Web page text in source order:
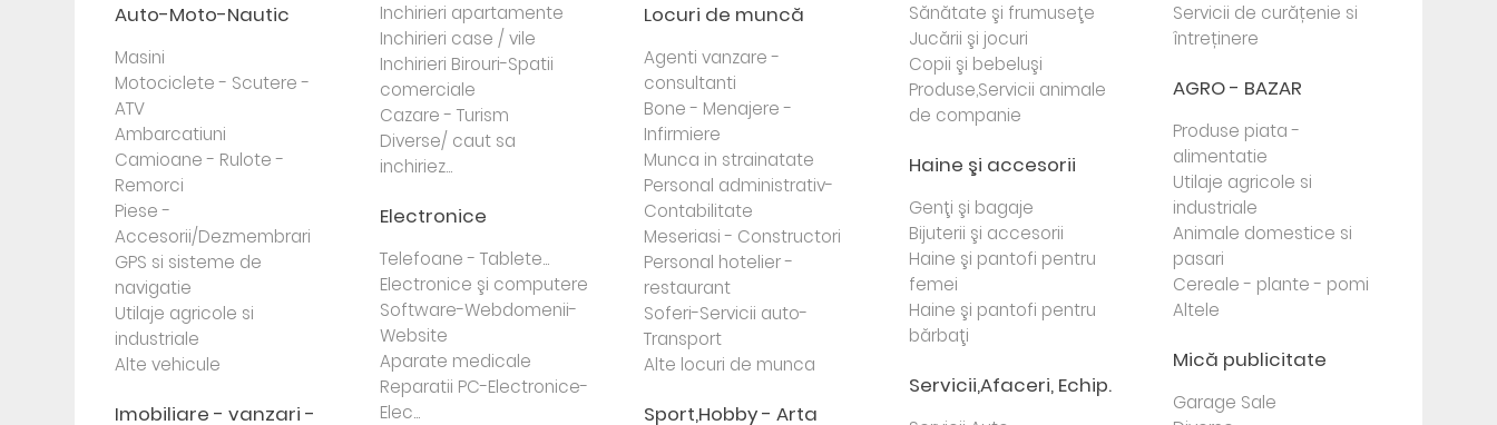
Auto-Moto-Nautic
Masini
Motociclete - Scutere -
ATV
Ambarcatiuni
Camioane - Rulote -
Remorci
Piese -
Accesorii/Dezmembrari
GPS si sisteme de
navigatie
Utilaje agricole si
industriale
Alte vehicule
Imobiliare - vanzari -
Inchirieri apartamente
Inchirieri case / vile
Inchirieri Birouri-Spatii
comerciale
Cazare - Turism
Diverse/ caut sa
inchiriez...
Electronice
Telefoane - Tablete...
Electronice şi computere
Software-Webdomenii-
Website
Aparate medicale
Reparatii PC-Electronice-
Elec...
Locuri de muncă
Agenti vanzare -
consultanti
Bone - Menajere -
Infirmiere
Munca in strainatate
Personal administrativ-
Contabilitate
Meseriasi - Constructori
Personal hotelier -
restaurant
Soferi-Servicii auto-
Transport
Alte locuri de munca
Sport,Hobby - Arta
Sănătate şi frumuseţe
Jucării şi jocuri
Copii şi bebeluşi
Produse,Servicii animale
de companie
Haine şi accesorii
Genţi şi bagaje
Bijuterii şi accesorii
Haine şi pantofi pentru
femei
Haine şi pantofi pentru
bărbaţi
Servicii,Afaceri, Echip.
Servicii de curățenie si
întreținere
AGRO - BAZAR
Produse piata -
alimentatie
Utilaje agricole si
industriale
Animale domestice si
pasari
Cereale - plante - pomi
Altele
Mică publicitate
Garage Sale